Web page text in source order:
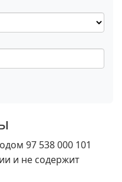
97 538 000 101
и не содержит